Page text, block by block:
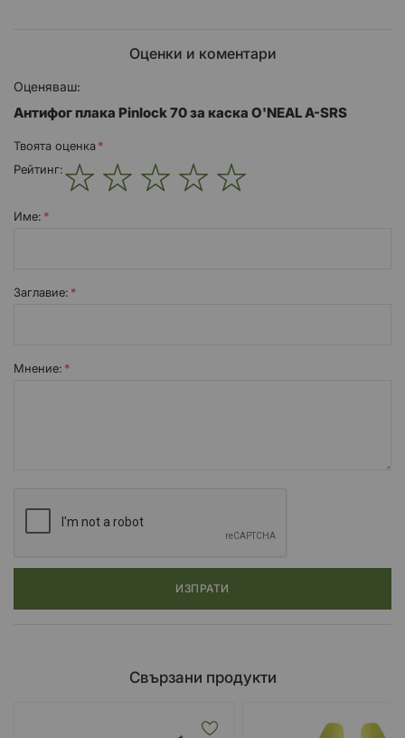
Оценки и коментари
Оценяваш:
Антифог плака Pinlock 70 за каска O'NEAL A-SRS
Твоята оценка
Рейтинг:
Име:
Заглавиe:
Мнение:
ИЗПРАТИ
Свързани продукти